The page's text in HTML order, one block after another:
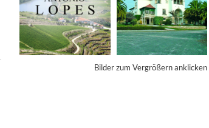
Bilder zum Vergrößern anklicken